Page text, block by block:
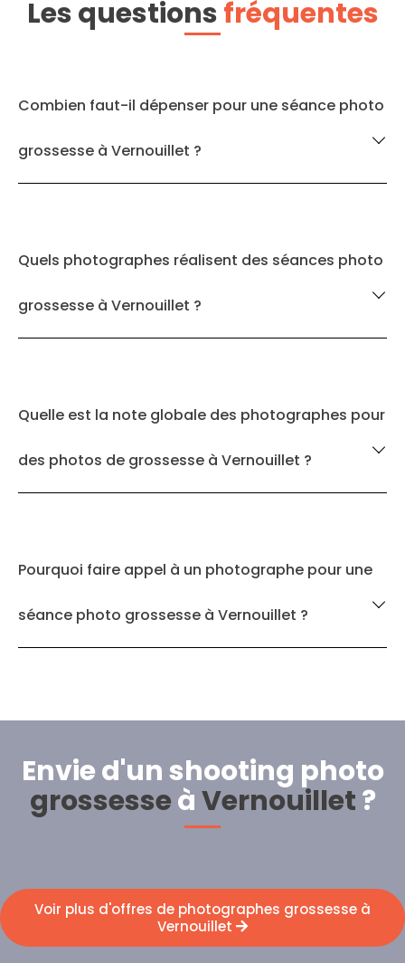
Les questionsfréquentes
Combien faut-il dépenser pour une séance photo
grossesse à Vernouillet ?
Quels photographes réalisent des séances photo
grossesse à Vernouillet ?
Quelle est la note globale des photographes pour
des photos de grossesse à Vernouillet ?
Pourquoi faire appel à un photographe pour une
séance photo grossesse à Vernouillet ?
Envie d'un shooting photo
grossesseàVernouillet?
Voir plus d'offres de photographes grossesse à
Vernouillet